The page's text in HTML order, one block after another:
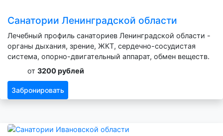
Санатории Ленинградской области
Лечебный профиль санаториев Ленинградской области -
органы дыхания, зрение, ЖКТ, сердечно-сосудистая
система, опорно-двигательный аппарат, обмен веществ.
от 3200 рублей
Забронировать